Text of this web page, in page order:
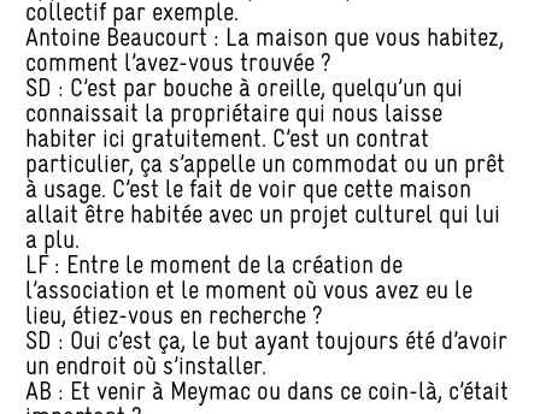
collectif par exemple.
Antoine Beaucourt : La maison que vous habitez,
comment l’avez-vous trouvée ?
SD : C’est par bouche à oreille, quelqu’un qui
connaissait la propriétaire qui nous laisse
habiter ici gratuitement. C’est un contrat
particulier, ça s’appelle un commodat ou un prêt
à usage. C’est le fait de voir que cette maison
allait être habitée avec un projet culturel qui lui
a plu.
LF : Entre le moment de la création de
l’association et le moment où vous avez eu le
lieu, étiez-vous en recherche ?
SD : Oui c’est ça, le but ayant toujours été d’avoir
un endroit où s’installer.
AB : Et venir à Meymac ou dans ce coin-là, c’était